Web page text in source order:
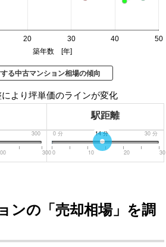
20 30 40 50
築年数 [年]
る中古マンション相場の傾向
より坪単価のラインが変化
駅距離
300
300
0 分 30 分
14分
0 10 20 30
ンの「売却相場」を調